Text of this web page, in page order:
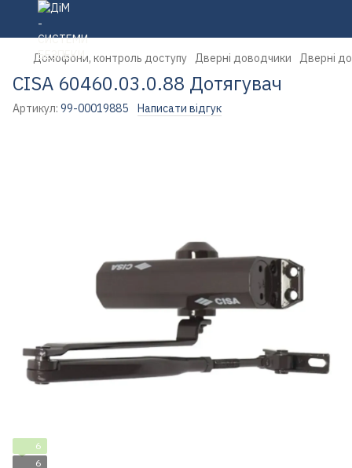
Домофони, контроль доступу Дверні доводчики Дверні
CISA 60460.03.0.88 Дотягувач
Артикул: 99-00019885 Написати відгук
6
6